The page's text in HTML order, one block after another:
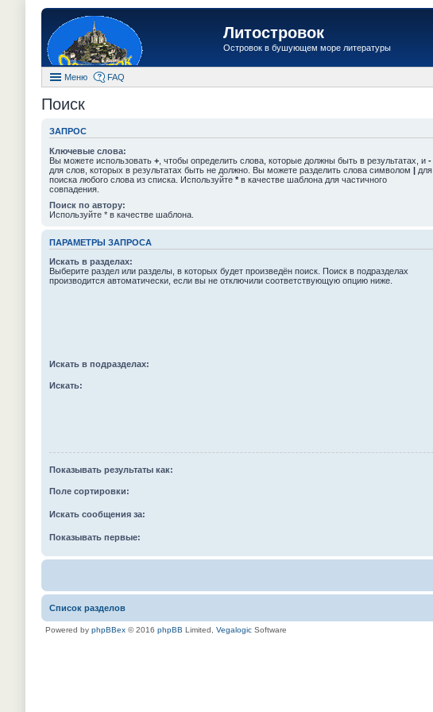
Литостровок
Островок в бушующем море литературы
Меню FAQ
Поиск
ЗАПРОС
Ключевые слова:
Вы можете использовать + , чтобы определить слова, которые должны быть в результатах, и -
для слов, которых в результатах быть не должно. Вы можете разделить слова символом | для
поиска любого слова из списка. Используйте * в качестве шаблона для частичного
совпадения.
Поиск по автору:
Используйте * в качестве шаблона.
ПАРАМЕТРЫ ЗАПРОСА
Искать в разделах:
Выберите раздел или разделы, в которых будет произведён поиск. Поиск в подразделах
производится автоматически, если вы не отключили соответствующую опцию ниже.
Искать в подразделах:
Искать:
Показывать результаты как:
Поле сортировки:
Искать сообщения за:
Показывать первые:
Список разделов
Powered by phpBBex © 2016 phpBB Limited, Vegalogic Software